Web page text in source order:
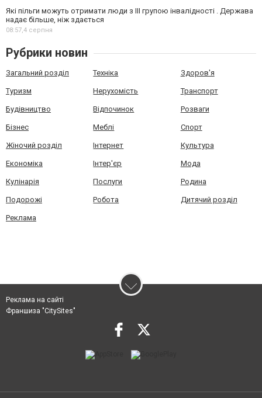
Які пільги можуть отримати люди з III групою інвалідності . Держава
надає більше, ніж здається
08:57,4 серпня
Рубрики новин
Загальний розділ Техніка Здоров'я
Туризм Нерухомість Транспорт
Будівництво Відпочинок Розваги
Бізнес Меблі Спорт
Жіночий розділ Інтернет Культура
Економіка Інтер'єр Мода
Кулінарія Послуги Родина
Подорожі Робота Дитячий розділ
Реклама
Реклама на сайті
Франшиза "CitySites"